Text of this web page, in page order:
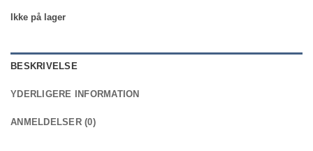
Ikke på lager
BESKRIVELSE
YDERLIGERE INFORMATION
ANMELDELSER (0)